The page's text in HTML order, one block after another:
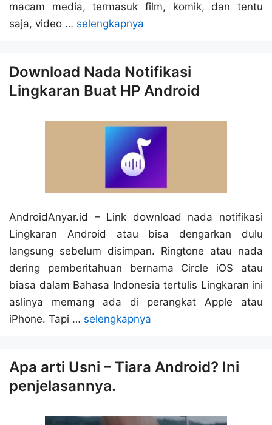
macam media, termasuk film, komik, dan tentu
saja, video … selengkapnya
Download Nada Notifikasi
Lingkaran Buat HP Android
AndroidAnyar.id – Link download nada notifikasi
Lingkaran Android atau bisa dengarkan dulu
langsung sebelum disimpan. Ringtone atau nada
dering pemberitahuan bernama Circle iOS atau
biasa dalam Bahasa Indonesia tertulis Lingkaran ini
aslinya memang ada di perangkat Apple atau
iPhone. Tapi … selengkapnya
Apa arti Usni – Tiara Android? Ini
penjelasannya.